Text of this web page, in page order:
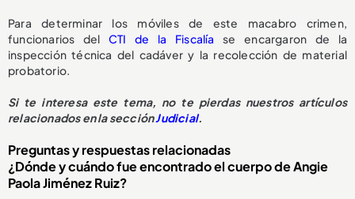
Para determinar los móviles de este macabro crimen,
funcionarios delCTI de la Fiscalía se encargaron de la
inspección técnica del cadáver y la recolección de material
probatorio.
Si te interesa este tema, no te pierdas nuestros artículos
relacionados en la secciónJudicial.
Preguntas y respuestas relacionadas
¿Dónde y cuándo fue encontrado el cuerpo de Angie
Paola Jiménez Ruiz?